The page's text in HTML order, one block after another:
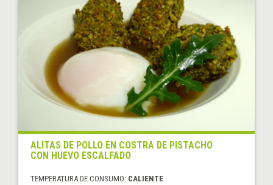
ALITAS DE POLLO EN COSTRA DE PISTACHO
CON HUEVO ESCALFADO
TEMPERATURA DE CONSUMO: CALIENTE